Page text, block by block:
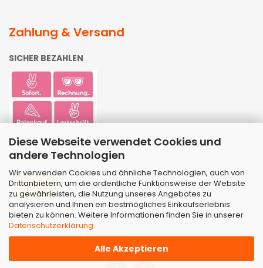
Diese Webseite verwendet Cookies und
andere Technologien
Wir verwenden Cookies und ähnliche Technologien, auch von
Drittanbietern, um die ordentliche Funktionsweise der Website
zu gewährleisten, die Nutzung unseres Angebotes zu
analysieren und Ihnen ein bestmögliches Einkaufserlebnis
bieten zu können. Weitere Informationen finden Sie in unserer
Datenschutzerklärung.
Alle Akzeptieren
Zahlung & Versand
SICHER BEZAHLEN
WIR VERSENDEN MIT